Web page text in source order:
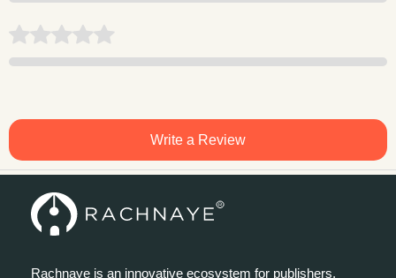
Write a Review
Rachnaye is an innovative ecosystem for publishers,